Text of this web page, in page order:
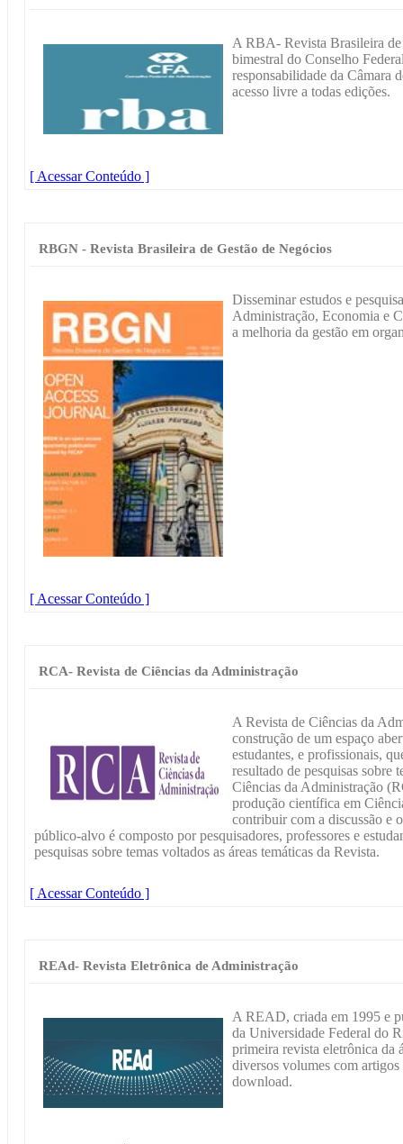
A RBA- Revista Brasileira
bimestral do Conselho
responsabilidade da Câmara
acesso livre a todas edições.
[ Acessar Conteúdo ]
RBGN - Revista Brasileira de Gestão de Negócios
Disseminar estudos e
Administração, Economia e
a melhoria da gestão em
[ Acessar Conteúdo ]
RCA- Revista de Ciências da Administração
A Revista de Ciências da
construção de um espaço
estudantes, e profissionais,
resultado de pesquisas sobre
Ciências da Administração
produção científica em
contribuir com a discussão e
público-alvo é composto por pesquisadores, professores e
pesquisas sobre temas voltados as áreas temáticas da Revista.
[ Acessar Conteúdo ]
REAd- Revista Eletrônica de Administração
A READ, criada em 1995 e
da Universidade Federal do
primeira revista eletrônica da
diversos volumes com
download.